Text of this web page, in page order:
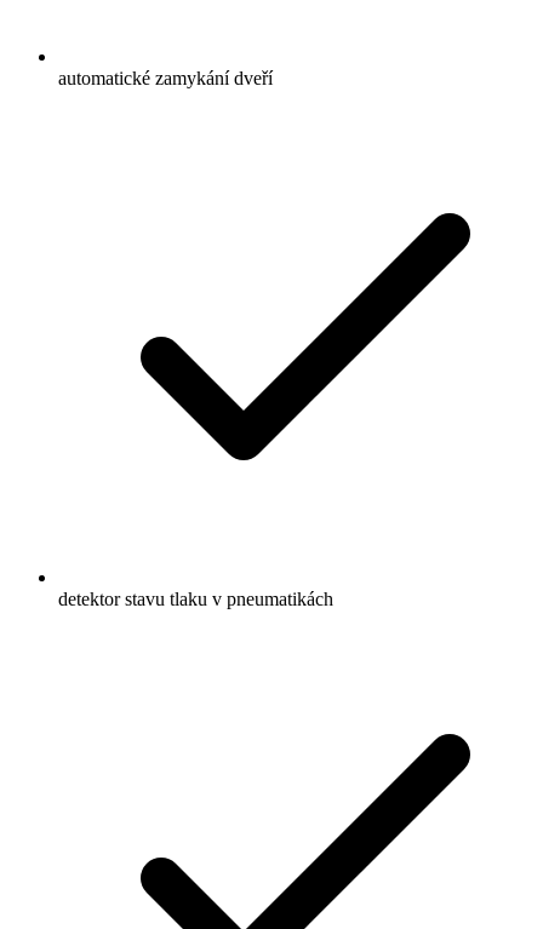
automatické zamykání dveří
detektor stavu tlaku v pneumatikách